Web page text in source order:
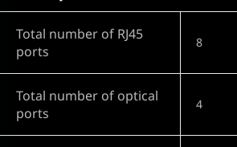
Total number of RJ45
ports
8
Total number of optical
ports
4